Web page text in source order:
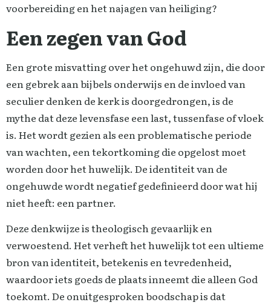
voorbereiding en het najagen van heiliging?
Een zegen van God
Een grote misvatting over het ongehuwd zijn, die door
een gebrek aan bijbels onderwijs en de invloed van
seculier denken de kerk is doorgedrongen, is de
mythe dat deze levensfase een last, tussenfase of vloek
is. Het wordt gezien als een problematische periode
van wachten, een tekortkoming die opgelost moet
worden door het huwelijk. De identiteit van de
ongehuwde wordt negatief gedefinieerd door wat hij
niet heeft: een partner.
Deze denkwijze is theologisch gevaarlijk en
verwoestend. Het verheft het huwelijk tot een ultieme
bron van identiteit, betekenis en tevredenheid,
waardoor iets goeds de plaats inneemt die alleen God
toekomt. De onuitgesproken boodschap is dat